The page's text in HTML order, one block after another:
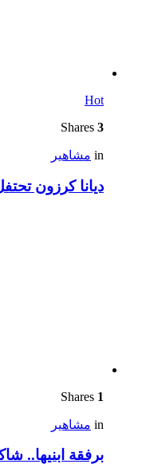
Hot
3
in مشاهير
ديانا كرزون
1
in مشاهير
برفقة ابنيها..